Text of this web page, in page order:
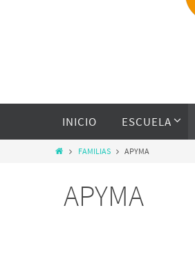
INICIO ESCUELA
FAMILIAS APYMA
APYMA